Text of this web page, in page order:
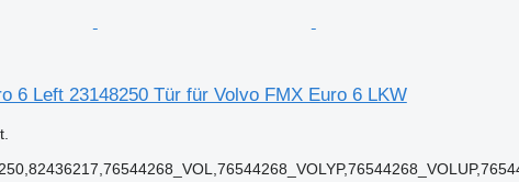
6 Left 23148250 Tür für Volvo FMX Euro 6 LKW